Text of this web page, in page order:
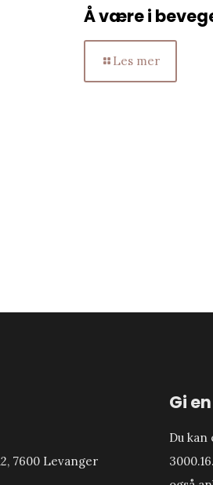
Å være i
Les mer
7600 Levanger
Gi
Du